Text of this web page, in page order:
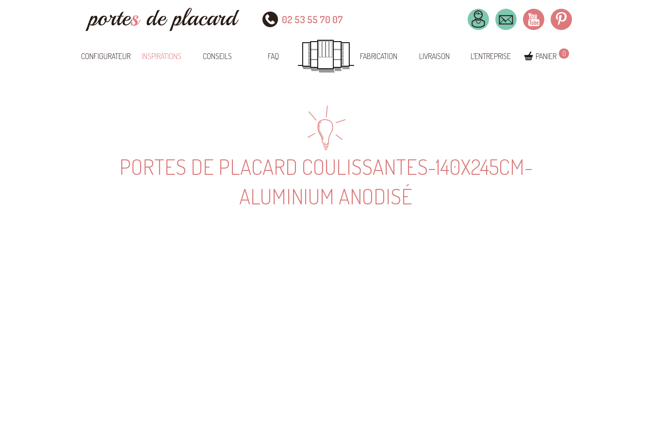
02 53 55 70 07
CONFIGURATEUR INSPIRATIONS CONSEILS FAQ FABRICATION LIVRAISON L’ENTREPRISE PANIER 0
PORTES DE PLACARD COULISSANTES-140X245CM-
ALUMINIUM ANODISÉ